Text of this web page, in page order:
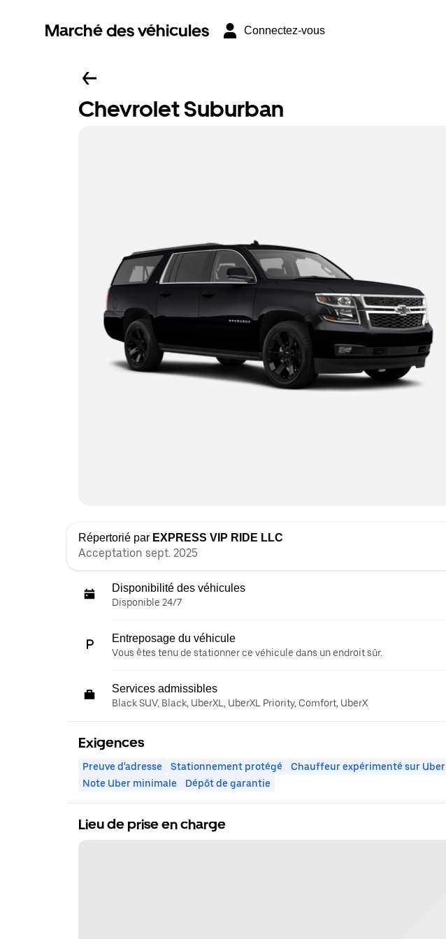
Marché des véhicules Connectez-vous
Chevrolet Suburban
Répertorié par EXPRESS VIP RIDE LLC
Acceptation sept. 2025
Disponibilité des véhicules
Disponible 24/7
Entreposage du véhicule
Vous êtes tenu de stationner ce véhicule dans un endroit sûr.
Services admissibles
Black SUV, Black, UberXL, UberXL Priority, Comfort, UberX
Exigences
Preuve d'adresse Stationnement protégé
Chauffeur expérimenté sur Uber
Note Uber minimale
Dépôt de garantie
Lieu de prise en charge